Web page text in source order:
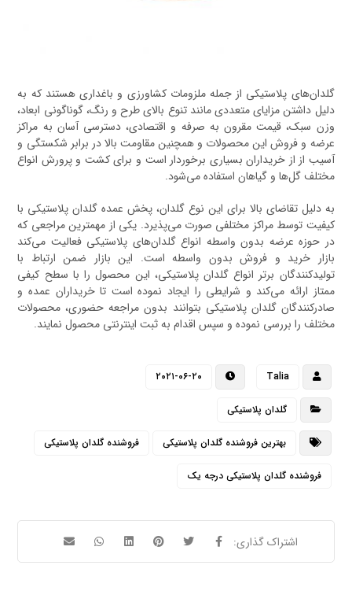
گلدان‌های پلاستیکی از جمله ملزومات کشاورزی و باغداری هستند که به
دلیل داشتن مزایای متعددی مانند تنوع بالای طرح و رنگ، گوناگونی ابعاد،
وزن سبک، قیمت مقرون به صرفه و اقتصادی، دسترسی آسان به مراکز
عرضه و فروش این محصولات و همچنین مقاومت بالا در برابر شکستگی و
آسیب از از خریداران بسیاری برخوردار است و برای کشت و پرورش انواع
مختلف گل‌ها و گیاهان استفاده می‌شود.
به دلیل تقاضای بالا برای این نوع گلدان، پخش عمده گلدان پلاستیکی با
کیفیت توسط مراکز مختلفی صورت می‌پذیرد. یکی از مهمترین مراجعی که
در حوزه عرضه بدون واسطه انواع گلدان‌های پلاستیکی فعالیت می‌کند
بازار خرید و فروش بدون واسطه است. این بازار ضمن ارتباط با
تولیدکنندگان برتر انواع گلدان پلاستیکی، این محصول را با سطح کیفی
ممتاز ارائه می‌کند و شرایطی را ایجاد نموده است تا خریداران عمده و
صادرکنندگان گلدان پلاستیکی بتوانند بدون مراجعه حضوری، محصولات
مختلف را بررسی نموده و سپس اقدام به ثبت اینترنتی محصول نمایند.
Talia ۲۰۲۱-۰۶-۲۰
گلدان پلاستیکی
بهترین فروشنده گلدان پلاستیکی فروشنده گلدان پلاستیکی
فروشنده گلدان پلاستیکی درجه یک